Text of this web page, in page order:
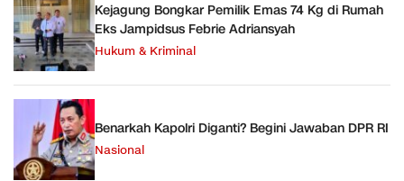
Kejagung Bongkar Pemilik Emas 74 Kg di Rumah
Eks Jampidsus Febrie Adriansyah
Hukum & Kriminal
Benarkah Kapolri Diganti? Begini Jawaban DPR RI
Nasional